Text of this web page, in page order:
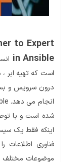
to Expert
in Ansible
است که تهیه ابر ،
شده است و با
اینکه فقط یک
فناوری